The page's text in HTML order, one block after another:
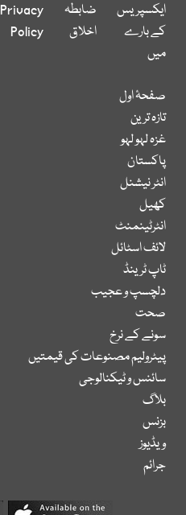
ایکسپریس
کے بارے
میں
ضابطہ
اخلاق
Privacy
Policy
صفحۂ اول
تازہ ترین
غزہ لہو لہو
پاکستان
انٹر نیشنل
کھیل
انٹرٹینمنٹ
لائف اسٹائل
ٹاپ ٹرینڈ
دلچسپ و عجیب
صحت
سونے کے نرخ
پیٹرولیم مصنوعات کی قیمتیں
سائنس و ٹیکنالوجی
بلاگ
بزنس
ویڈیوز
جرائم